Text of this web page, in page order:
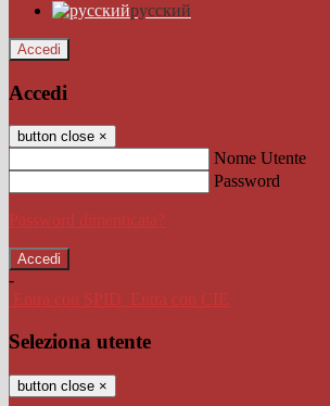
русский
Accedi
Accedi
button close ×
Nome Utente
Password
Password dimenticata?
-
Entra con SPID
Entra con CIE
Seleziona utente
button close ×